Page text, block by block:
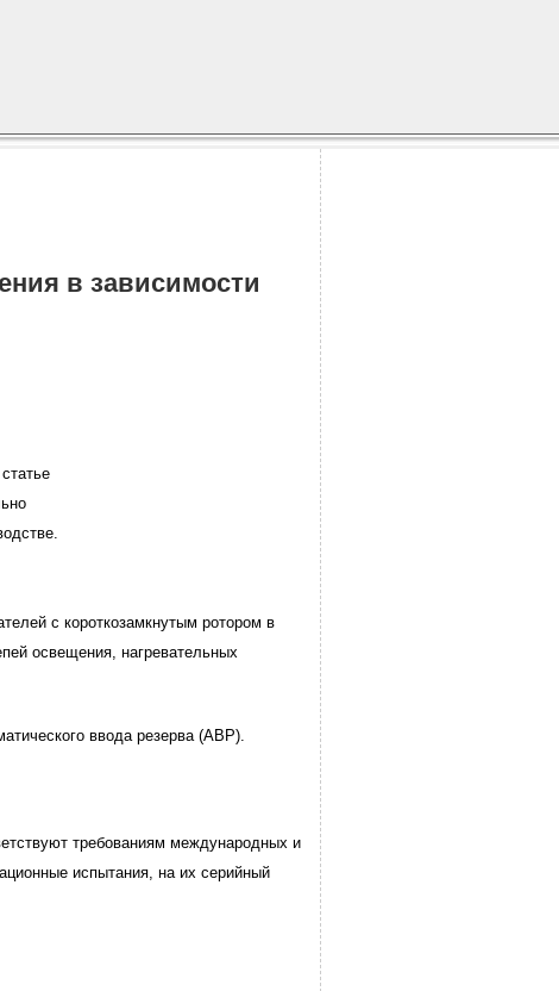
в зависимости
с короткозамкнутым ротором в
освещения, нагревательных
ввода резерва (АВР).
требованиям международных и
испытания, на их серийный